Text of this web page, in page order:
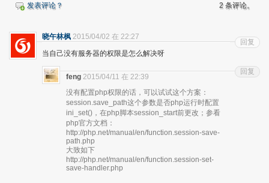
发表评论？ 2 条评论。
晓午林枫 2015/04/02 在 22:27
当自己没有服务器的权限是怎么解决呀
回复
feng 2015/04/11 在 22:39
没有配置php权限的话，可以试试这个方案：
session.save_path这个参数是否php运行时配置
ini_set()，在php脚本session_start前更改；参看
php官方文档：
http://php.net/manual/en/function.session-save-
path.php
大致如下
http://php.net/manual/en/function.session-set-
save-handler.php
回复